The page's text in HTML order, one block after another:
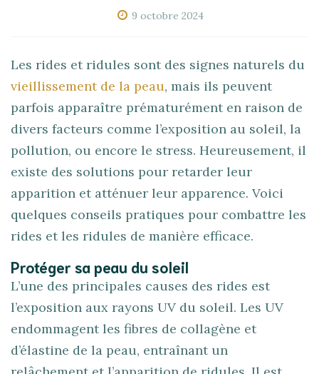
9 octobre 2024
Les rides et ridules sont des signes naturels du
vieillissement de la peau, mais ils peuvent
parfois apparaître prématurément en raison de
divers facteurs comme l’exposition au soleil, la
pollution, ou encore le stress. Heureusement, il
existe des solutions pour retarder leur
apparition et atténuer leur apparence. Voici
quelques conseils pratiques pour combattre les
rides et les ridules de manière efficace.
Protéger sa peau du soleil
L’une des principales causes des rides est
l’exposition aux rayons UV du soleil. Les UV
endommagent les fibres de collagène et
d’élastine de la peau, entraînant un